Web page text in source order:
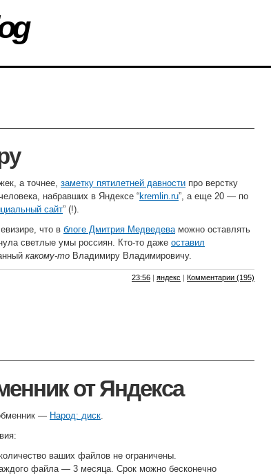
а точнее, заметку пятилетней давности про верстку
набравших в Яндексе “kremlin.ru”, а еще 20 — по
сайт” (!).
что в блоге Дмитрия Медведеваможно оставлять
светлые умы россиян. Кто-то даже оставил
какому-то Владимиру Владимировичу.
23:56 | яндекс | Комментарии (195)
от Яндекса
— Народ: диск.
ваших файлов не ограничены.
файла — 3 месяца. Срок можно бесконечно